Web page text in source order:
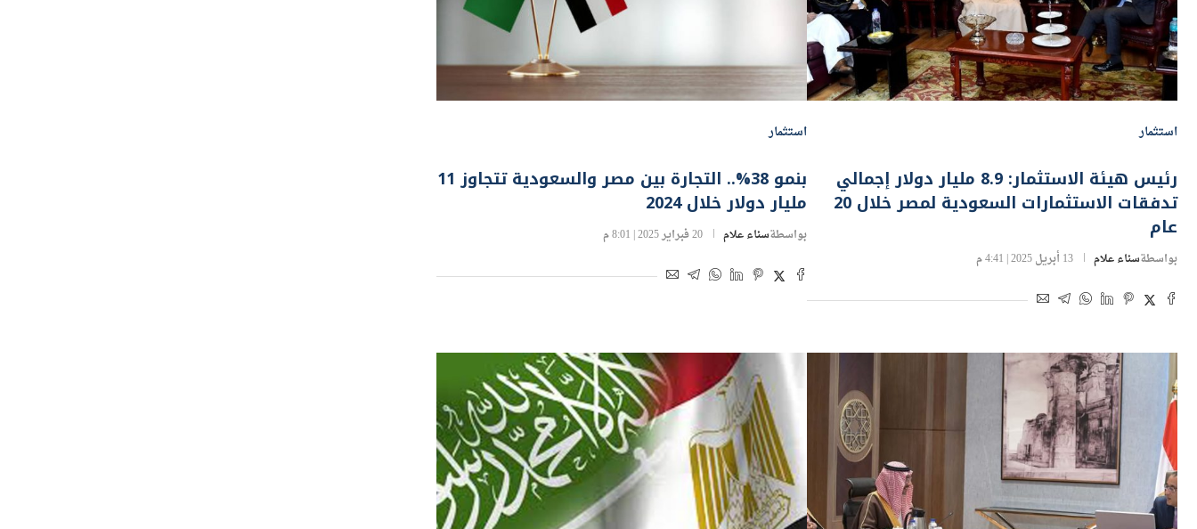
استثمار
رئيس هيئة الاستثمار: 8.9 مليار دولار إجمالي
تدفقات الاستثمارات السعودية لمصر خلال 20
عام
بواسطةسناء علام 13 أبريل 2025 | 4:41 م
استثمار
بنمو 38%.. التجارة بين مصر والسعودية تتجاوز 11
مليار دولار خلال 2024
بواسطةسناء علام 20 فبراير 2025 | 8:01 م